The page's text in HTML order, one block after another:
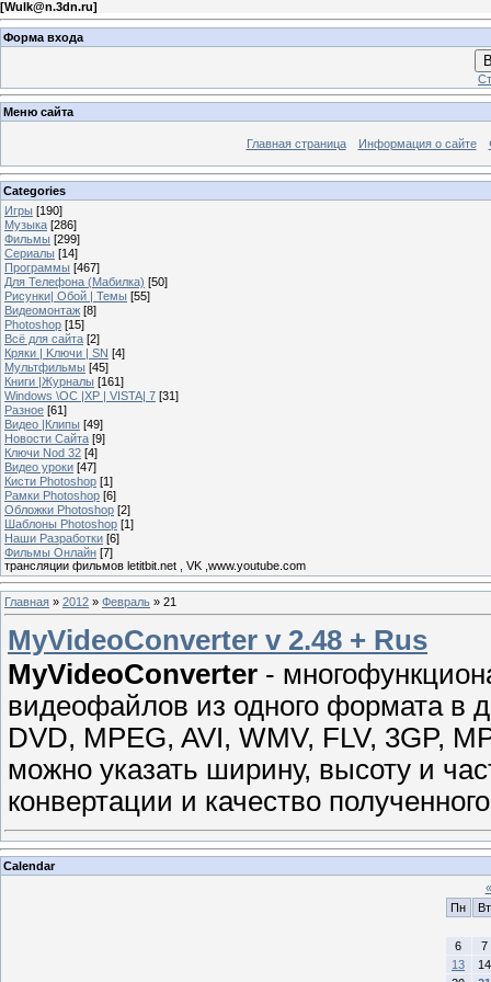
[Wulk@n.3dn.ru]
Форма входа
Меню сайта
Главная страница Информация о сайте
Categories
Игры [190]
Музыка [286]
Фильмы [299]
Сериалы [14]
Программы [467]
Для Телефона (Мабилка) [50]
Рисунки| Обой | Темы [55]
Видеомонтаж [8]
Photoshop [15]
Всё для сайта [2]
Кряки | Kлючи | SN [4]
Мультфильмы [45]
Книги |Журналы [161]
Windows \OC |XP | VISTA| 7 [31]
Разное [61]
Видео |Клипы [49]
Новости Сайта [9]
Ключи Nod 32 [4]
Видео уроки [47]
Кисти Photoshop [1]
Рамки Photoshop [6]
Обложки Photoshop [2]
Шаблоны Photoshop [1]
Наши Разработки [6]
Фильмы Онлайн [7]
трансляции фильмов letitbit.net , VK ,www.youtube.com
Главная » 2012 » Февраль » 21
MyVideoConverter v 2.48 + Rus
MyVideoConverter -
видеофайлов из одного формата в
DVD, MPEG, AVI, WMV, FLV, 3GP,
можно указать ширину, высоту и
конвертации и качество
Calendar
«
Пн
Вт
6
7
13
14